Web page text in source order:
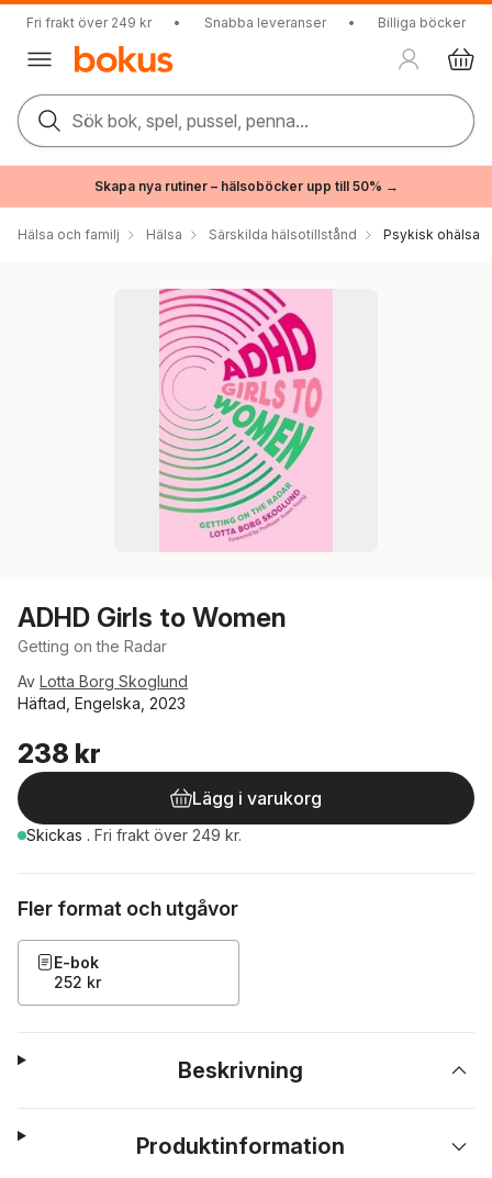
Fri frakt över 249 kr • Snabba leveranser • Billiga böcker
Sök bok, spel, pussel, penna...
Skapa nya rutiner – hälsoböcker upp till 50% →
Hälsa och familj Hälsa Särskilda hälsotillstånd Psykisk ohälsa
ADHD Girls to Women
Getting on the Radar
Av Lotta Borg Skoglund
Häftad, Engelska, 2023
238 kr
Lägg i varukorg
Skickas . Fri frakt över 249 kr.
Fler format och utgåvor
E-bok
252 kr
Beskrivning
Produktinformation